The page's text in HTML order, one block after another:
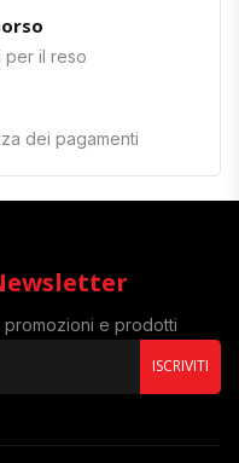
per il reso
dei pagamenti
promozioni e prodotti
ISCRIVITI